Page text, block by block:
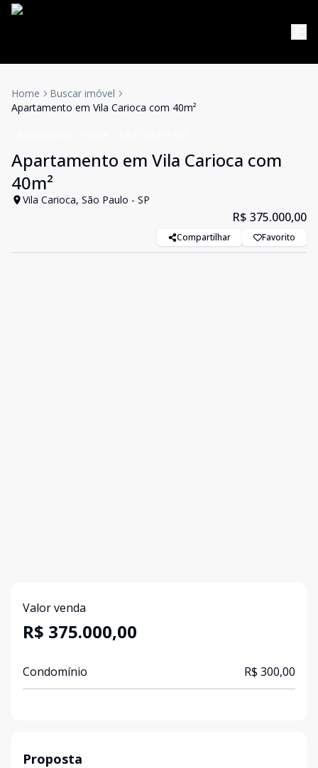
Home
Buscar imóvel
Apartamento em Vila Carioca com 40m²
Apartamento em Vila Carioca com
40m²
Vila Carioca, São Paulo - SP
R$ 375.000,00
Compartilhar Favorito
Valor venda
R$ 375.000,00
Condomínio R$ 300,00
Proposta